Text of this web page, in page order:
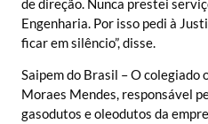
de direção. Nunca prestei
Engenharia. Por isso pedi à
ficar em silêncio”, disse.
Saipem do Brasil – O colegiado
Moraes Mendes, responsável
gasodutos e oleodutos da